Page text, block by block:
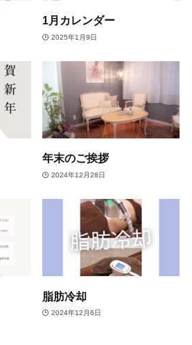
1月カレンダー
2025年1月9日
年末のご挨拶
2024年12月28日
脂肪冷却
2024年12月6日